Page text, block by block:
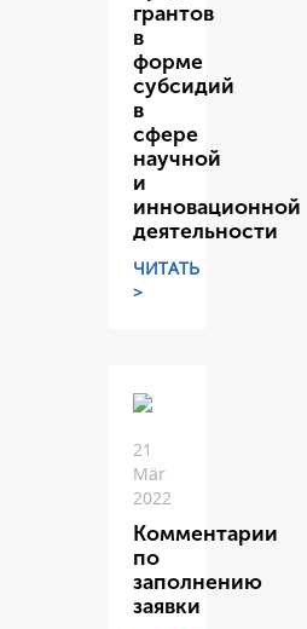
грантов
в
форме
субсидий
в
сфере
научной
и
инновационной
деятельности
ЧИТАТЬ
>
21
Mär
2022
Комментарии
по
заполнению
заявки